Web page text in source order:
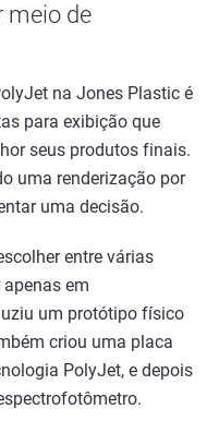
meio de
na Jones Plastic é
para exibição que
seus produtos finais.
uma renderização por
uma decisão.
entre várias
em
um protótipo físico
criou uma placa
PolyJet, e depois